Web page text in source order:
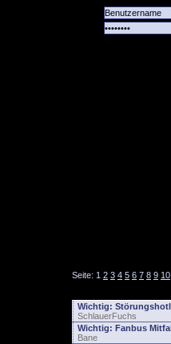
Seite: 1 2 3 4 5 6 7 8 9 10
Wichtig:
SchlauerFuchs
Wichtig: Fanbus
Bane